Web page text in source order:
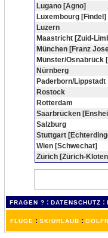
Lugano [Agno]
Luxembourg [Findel]
Luzern
Maastricht [Zuid-
München [Franz
Münster/Osnabrück
Nürnberg
Paderborn/Lippstadt
Rostock
Rotterdam
Saarbrücken
Salzburg
Stuttgart
Wien [Schwechat]
Zürich [Zürich-
FRAGEN ? : DATENSCHUTZ :
FLÜGE : SKIURLAUB :